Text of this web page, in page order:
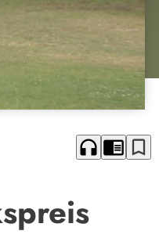
headphones chrome_reader_mode bookmark_border